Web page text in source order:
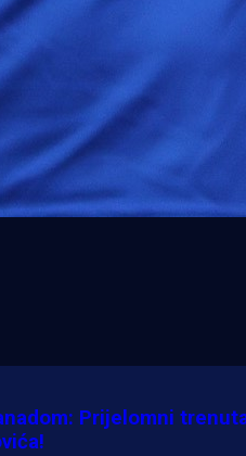
iz Srbije nakon
Prijelomni